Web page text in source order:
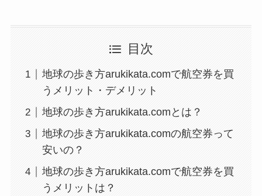
目次
地球の歩き方arukikata.comで航空券を買
うメリット・デメリット
地球の歩き方arukikata.comとは？
地球の歩き方arukikata.comの航空券って
安いの？
地球の歩き方arukikata.comで航空券を買
うメリットは？